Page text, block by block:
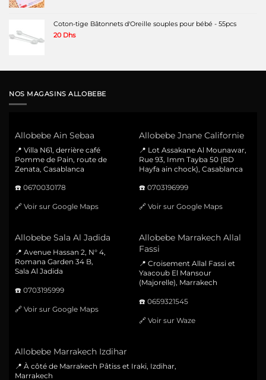
Coton-tige Bâtonnets d'Oreille souples pour bébé - 55pcs
20 Dhs
NOS MAGASINS ALLOBEBE
Allobebe Ain Sebaa
📍 Villa N61, derrière café
Pomme de Pain, route de
Zenata, Casablanca
☎️ 0670030178
🔗 Voir sur Google Maps
Allobebe Jnane Californie
📍 Lot Assakane Al Mounawar,
Rue 93, Imm Tayba 50 (BD
Hayfa ain chock), Casablanca
☎️ 0703196999
🔗 Voir sur Google Maps
Allobebe Sala Al Jadida
📍 Avenue Hassan 2, N° 4,
Romana Garden 34 B,
Sala Al Jadida
☎️ 0703195999
🔗 Voir sur Google Maps
Allobebe Marrakech Allal
Fassi
📍 Croisement Allal Fassi et
Yaacoub El Mansour
(Majorelle), Marrakech
☎️ 0659321545
🔗 Voir sur Waze
Allobebe Marrakech Izdihar
📍 À côté de Marrakech Pâtiss et Iraki, Izdihar,
Marrakech